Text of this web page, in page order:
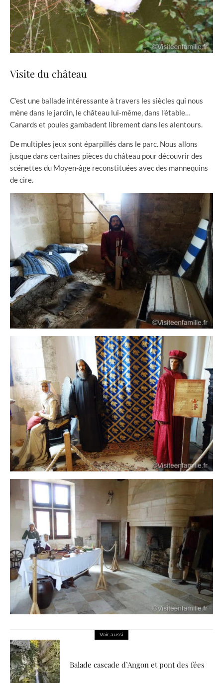
Visite du château
C’est une ballade intéressante à travers les siècles qui nous
mène dans le jardin, le château lui-même, dans l’étable…
Canards et poules gambadent librement dans les alentours.
De multiples jeux sont éparpillés dans le parc. Nous allons
jusque dans certaines pièces du château pour découvrir des
scénettes du Moyen-âge reconstituées avec des mannequins
de cire.
Voir aussi
Balade cascade d’Angon et pont des fées